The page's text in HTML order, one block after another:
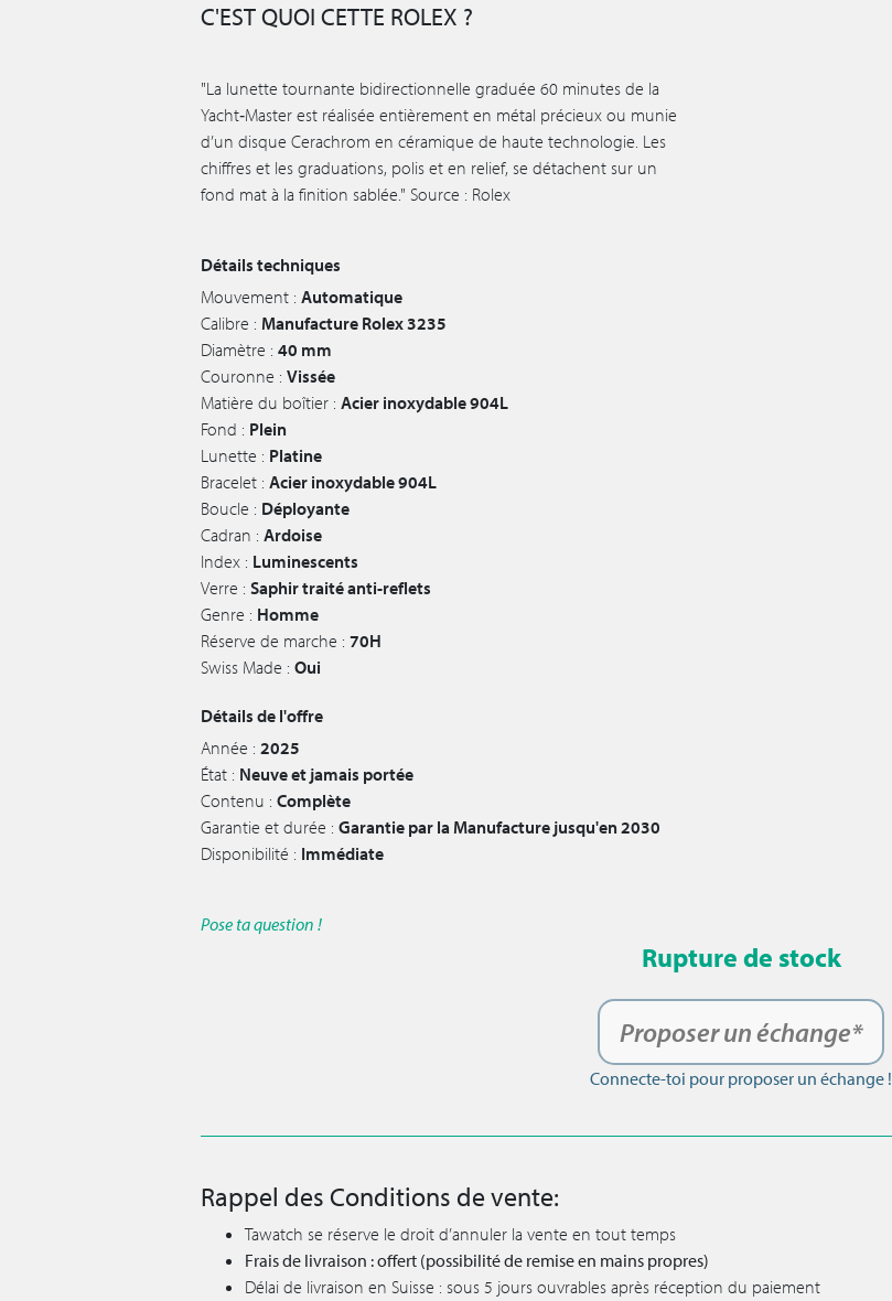
C'EST QUOI CETTE ROLEX ?
"La lunette tournante bidirectionnelle graduée 60 minutes de la
Yacht‑Master est réalisée entièrement en métal précieux ou munie
d’un disque Cerachrom en céramique de haute technologie. Les
chiffres et les graduations, polis et en relief, se détachent sur un
fond mat à la finition sablée." Source : Rolex
Détails techniques
Mouvement : Automatique
Calibre : Manufacture Rolex 3235
Diamètre : 40 mm
Couronne : Vissée
Matière du boîtier : Acier inoxydable 904L
Fond : Plein
Lunette : Platine
Bracelet : Acier inoxydable 904L
Boucle : Déployante
Cadran : Ardoise
Index : Luminescents
Verre : Saphir traité anti-reflets
Genre : Homme
Réserve de marche : 70H
Swiss Made : Oui
Détails de l'offre
Année : 2025
État : Neuve et jamais portée
Contenu : Complète
Garantie et durée : Garantie par la Manufacture jusqu'en 2030
Disponibilité : Immédiate
Pose ta question !
Rupture de stock
Proposer un échange*
Connecte-toi pour proposer un échange !
Rappel des Conditions de vente:
Tawatch se réserve le droit d’annuler la vente en tout temps
Frais de livraison : offert (possibilité de remise en mains propres)
Délai de livraison en Suisse : sous 5 jours ouvrables après réception du paiement